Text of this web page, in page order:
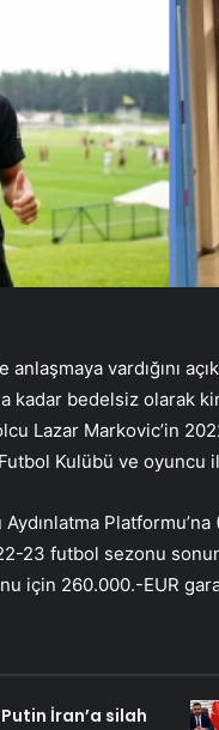
vardığını
kadar bedelsiz olarak
Lazar Markovic’in
Kulübü ve oyuncu
Platformu’na
23 futbol sezonu
için 260.000.-EUR
İran’a silah